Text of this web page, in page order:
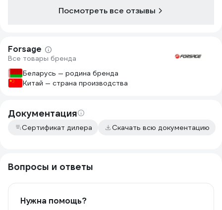
Посмотреть все отзывы
Forsage
Все товары бренда
Беларусь — родина бренда
Китай — страна производства
Документация
Сертификат дилера Скачать всю документацию
Вопросы и ответы
Нужна помощь?